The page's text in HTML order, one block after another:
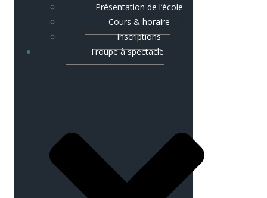
Présentation de l’école
Cours & horaire
Inscriptions
Troupe à spectacle